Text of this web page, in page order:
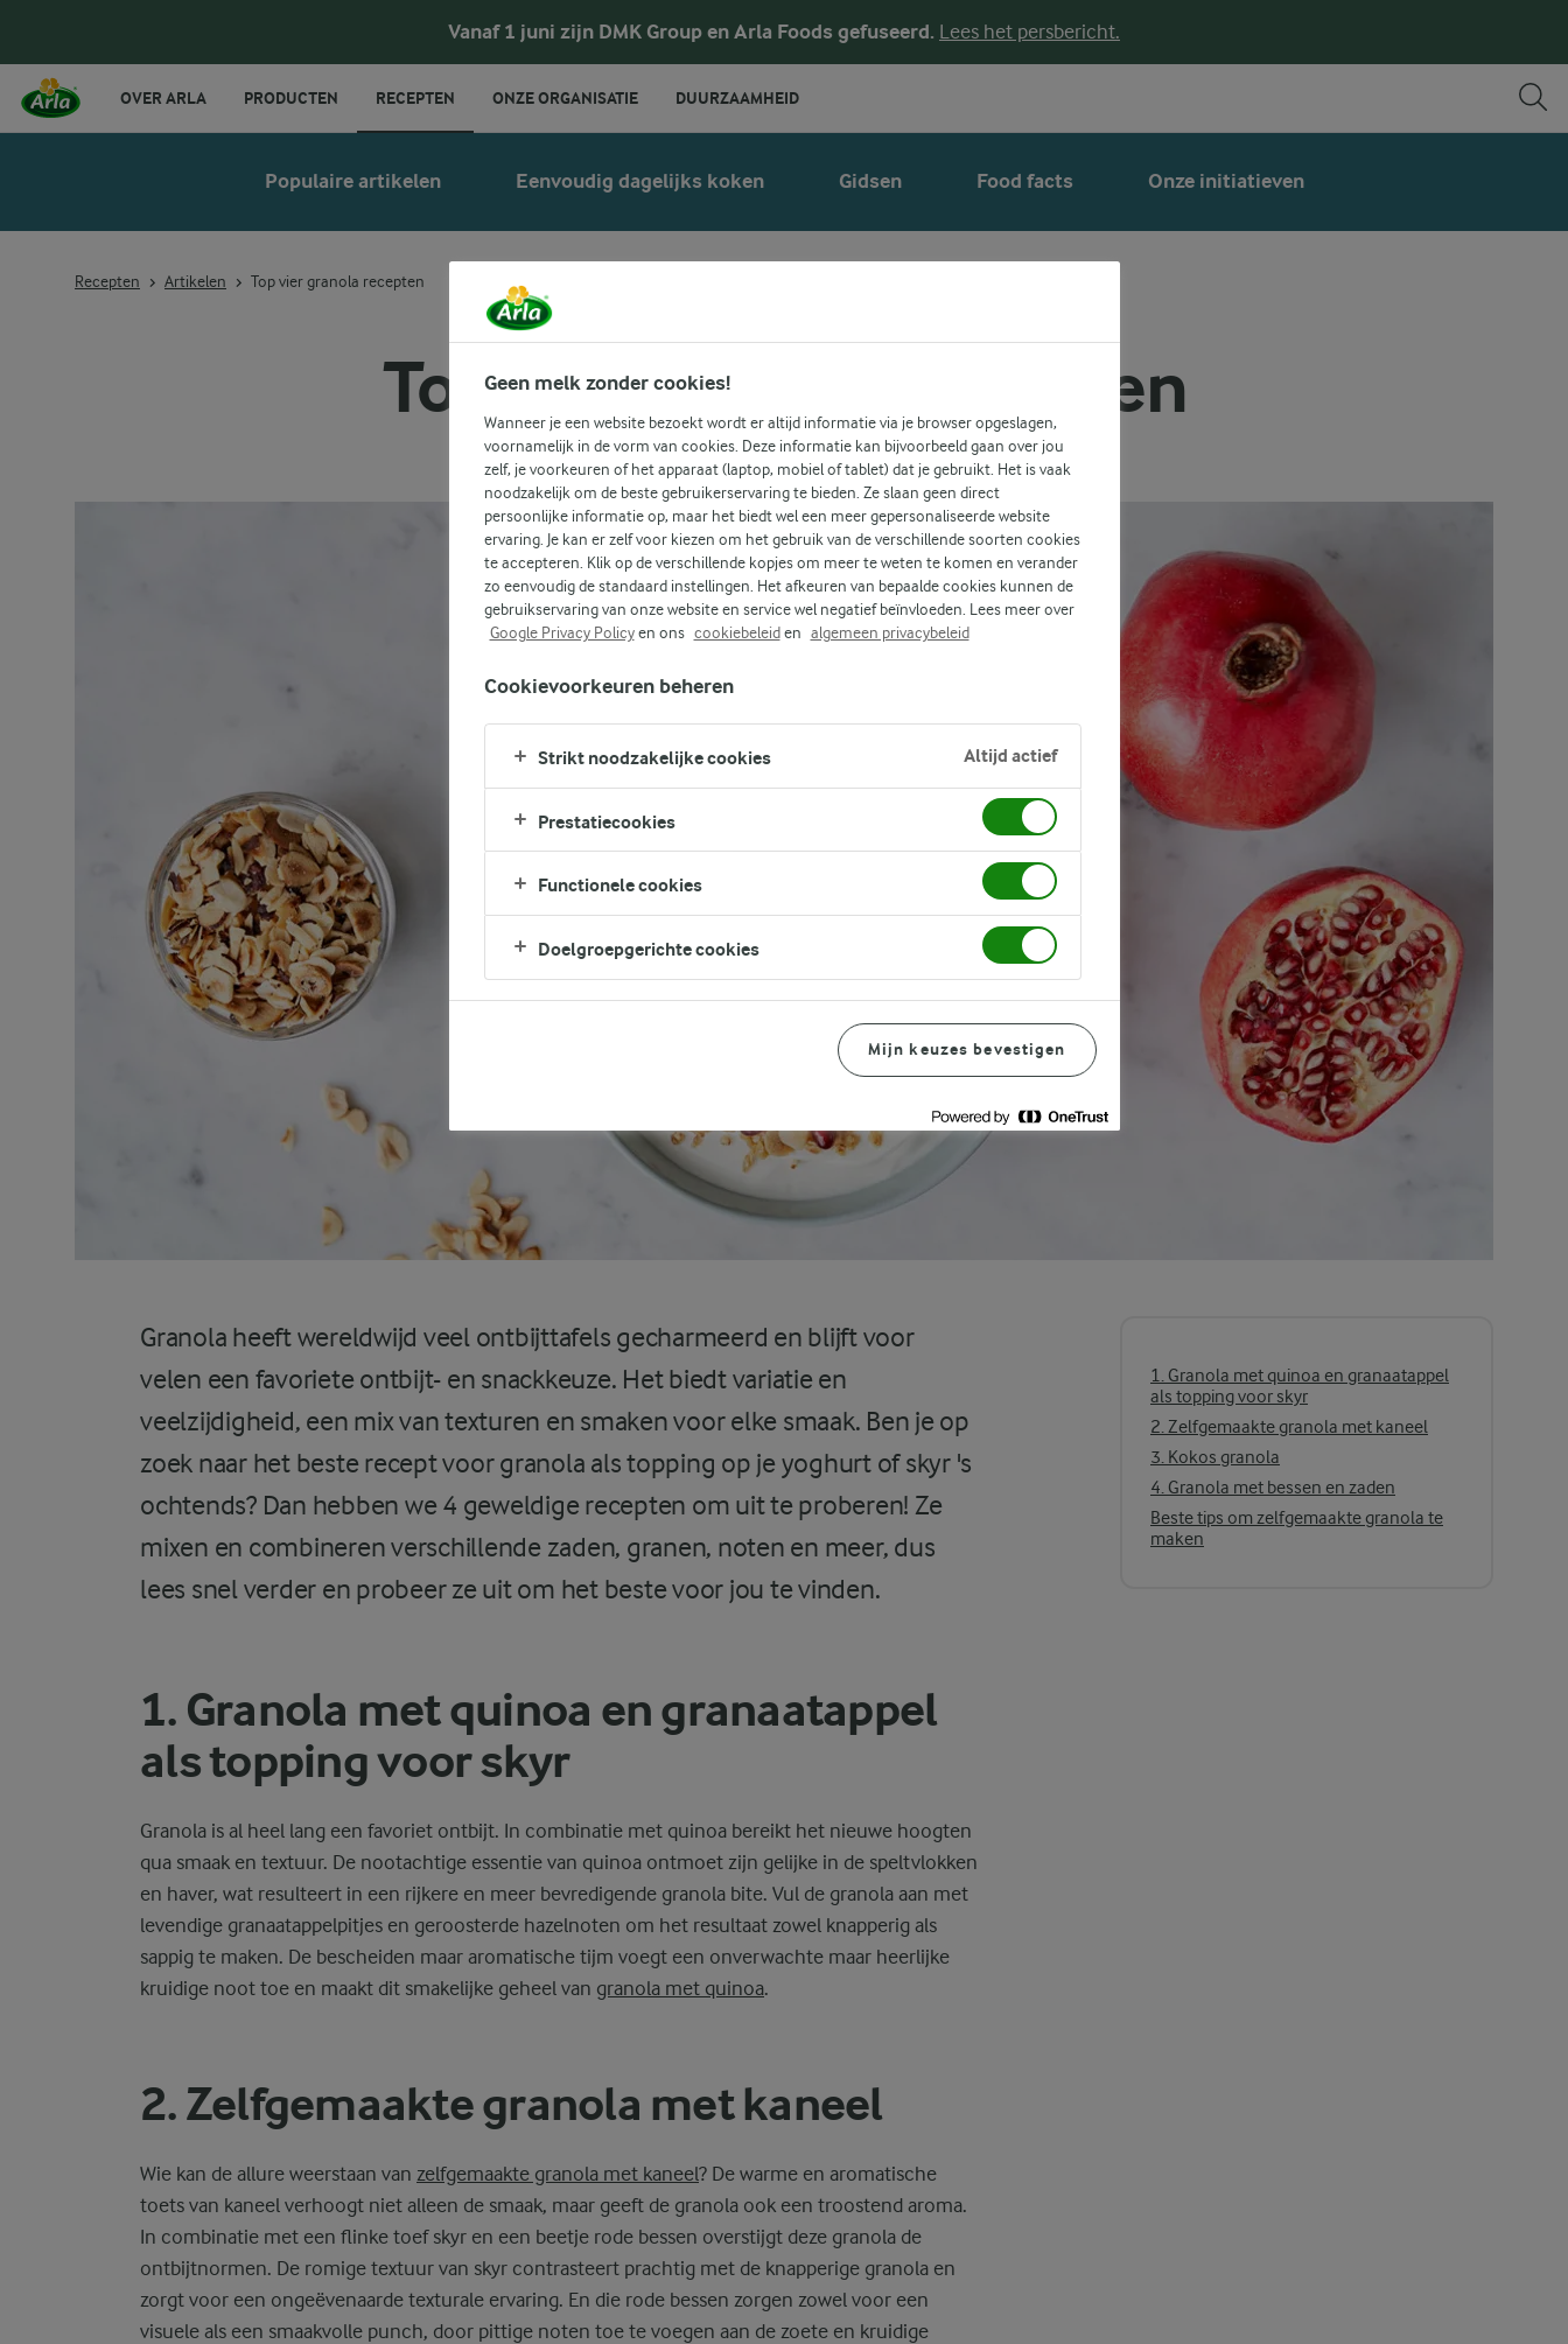
Vanaf 1 juni zijn DMK Group en Arla Foods gefuseerd. Lees het persbericht.
OVER ARLA PRODUCTEN RECEPTEN ONZE ORGANISATIE DUURZAAMHEID
Populaire artikelen Eenvoudig dagelijks koken Gidsen Food facts Onze initiatieven
Recepten Artikelen Top vier granola recepten
Top vier granola recepten
1. Granola met quinoa en granaatappel
als topping voor skyr
2. Zelfgemaakte granola met kaneel
3. Kokos granola
4. Granola met bessen en zaden
Beste tips om zelfgemaakte granola te
maken
Granola heeft wereldwijd veel ontbijttafels gecharmeerd en blijft voor
velen een favoriete ontbijt- en snackkeuze. Het biedt variatie en
veelzijdigheid, een mix van texturen en smaken voor elke smaak. Ben je op
zoek naar het beste recept voor granola als topping op je yoghurt of skyr 's
ochtends? Dan hebben we 4 geweldige recepten om uit te proberen! Ze
mixen en combineren verschillende zaden, granen, noten en meer, dus
lees snel verder en probeer ze uit om het beste voor jou te vinden.
1. Granola met quinoa en granaatappel
als topping voor skyr
Granola is al heel lang een favoriet ontbijt. In combinatie met quinoa bereikt het nieuwe hoogten
qua smaak en textuur. De nootachtige essentie van quinoa ontmoet zijn gelijke in de speltvlokken
en haver, wat resulteert in een rijkere en meer bevredigende granola bite. Vul de granola aan met
levendige granaatappelpitjes en geroosterde hazelnoten om het resultaat zowel knapperig als
sappig te maken. De bescheiden maar aromatische tijm voegt een onverwachte maar heerlijke
kruidige noot toe en maakt dit smakelijke geheel van granola met quinoa.
2. Zelfgemaakte granola met kaneel
Wie kan de allure weerstaan van zelfgemaakte granola met kaneel? De warme en aromatische
toets van kaneel verhoogt niet alleen de smaak, maar geeft de granola ook een troostend aroma.
In combinatie met een flinke toef skyr en een beetje rode bessen overstijgt deze granola de
ontbijtnormen. De romige textuur van skyr contrasteert prachtig met de knapperige granola en
zorgt voor een ongeëvenaarde texturale ervaring. En die rode bessen zorgen zowel voor een
visuele als een smaakvolle punch, door pittige noten toe te voegen aan de zoete en kruidige
Geen melk zonder cookies!
Wanneer je een website bezoekt wordt er altijd informatie via je browser opgeslagen,
voornamelijk in de vorm van cookies. Deze informatie kan bijvoorbeeld gaan over jou
zelf, je voorkeuren of het apparaat (laptop, mobiel of tablet) dat je gebruikt. Het is vaak
noodzakelijk om de beste gebruikerservaring te bieden. Ze slaan geen direct
persoonlijke informatie op, maar het biedt wel een meer gepersonaliseerde website
ervaring. Je kan er zelf voor kiezen om het gebruik van de verschillende soorten cookies
te accepteren. Klik op de verschillende kopjes om meer te weten te komen en verander
zo eenvoudig de standaard instellingen. Het afkeuren van bepaalde cookies kunnen de
gebruikservaring van onze website en service wel negatief beïnvloeden. Lees meer over
Google Privacy Policyen ons cookiebeleiden algemeen privacybeleid
Cookievoorkeuren beheren
Strikt noodzakelijke cookies Altijd actief
Prestatiecookies
Functionele cookies
Doelgroepgerichte cookies
Mijn keuzes bevestigen